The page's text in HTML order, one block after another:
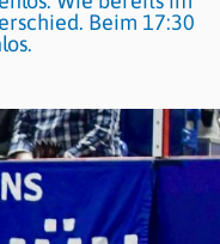
Beim 17:30